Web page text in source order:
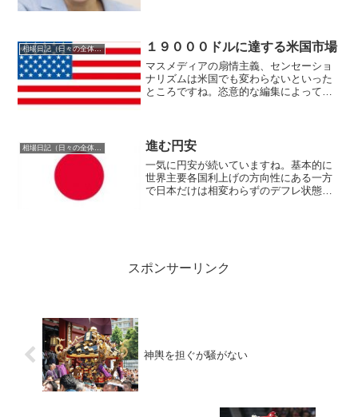
初となる歴史的圧倒的勝...
相場日記（日々の全体相場観） １９０００ドルに達する米国市場
マスメディアの扇情主義、センセーショ
ナリズムは米国でも変わらないといった
ところですね。恣意的な編集によって大
煽ると大衆の関心を引きつ...
進む円安
一気に円安が続いていますね。基本的に
世界主要各国利上げの方向性にある一方
で日本だけは相変わらずのデフレ状態で
スポンサーリンク
神輿を担ぐが騒がない